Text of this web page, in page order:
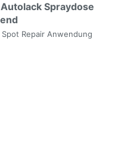
Spraydose
Repair Anwendung